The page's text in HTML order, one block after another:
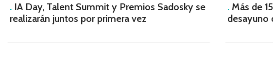
.IA Day, Talent Summit y Premios Sadosky se
realizarán juntos por primera vez
.Más de
desayuno